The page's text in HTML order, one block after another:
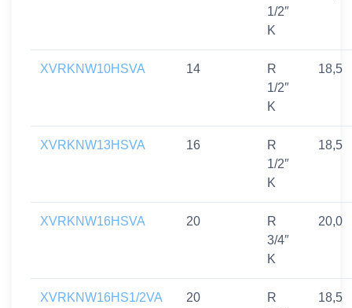
1/2″
K
XVRKNW10HSVA 14
R
1/2″
K
18,5
XVRKNW13HSVA 16
R
1/2″
K
18,5
XVRKNW16HSVA 20
R
3/4″
K
20,0
XVRKNW16HS1/2VA 20
R
18,5